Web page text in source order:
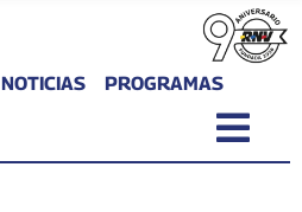
NOTICIAS PROGRAMAS